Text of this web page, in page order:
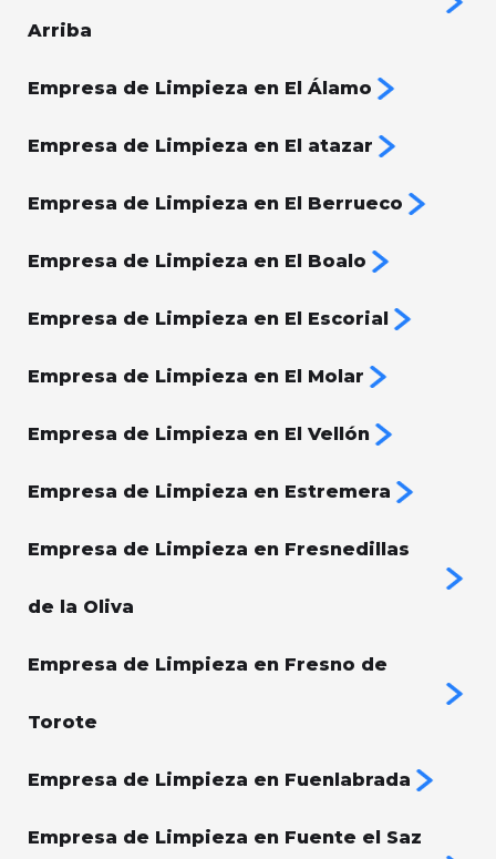
Arriba
Empresa de Limpieza en El Álamo
Empresa de Limpieza en El atazar
Empresa de Limpieza en El Berrueco
Empresa de Limpieza en El Boalo
Empresa de Limpieza en El Escorial
Empresa de Limpieza en El Molar
Empresa de Limpieza en El Vellón
Empresa de Limpieza en Estremera
Empresa de Limpieza en Fresnedillas
de la Oliva
Empresa de Limpieza en Fresno de
Torote
Empresa de Limpieza en Fuenlabrada
Empresa de Limpieza en Fuente el Saz